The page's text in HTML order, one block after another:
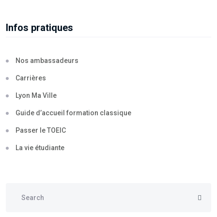
Infos pratiques
Nos ambassadeurs
Carrières
Lyon Ma Ville
Guide d’accueil formation classique
Passer le TOEIC
La vie étudiante